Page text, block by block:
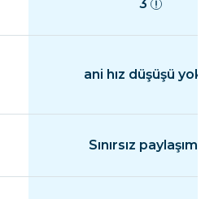
3
ani hız düşüşü yok
Sınırsız paylaşım